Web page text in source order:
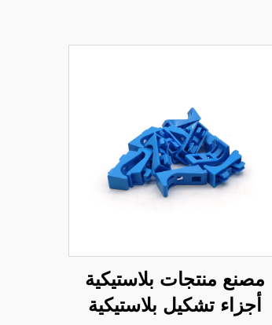
مصنع منتجات بلاستيكية
أجزاء تشكيل بلاستيكية